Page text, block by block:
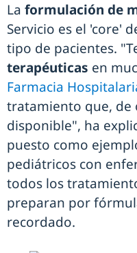
La formulación de
Servicio es el 'core'
tipo de pacientes.
terapéuticas en
Farmacia
tratamiento que, de
disponible", ha
puesto como
pediátricos con
todos los
preparan por
recordado.